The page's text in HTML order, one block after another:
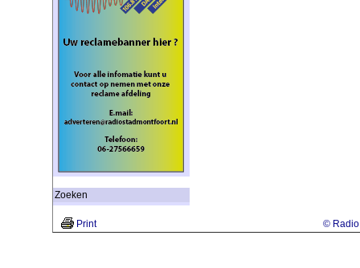
Zoeken
Print © Radio